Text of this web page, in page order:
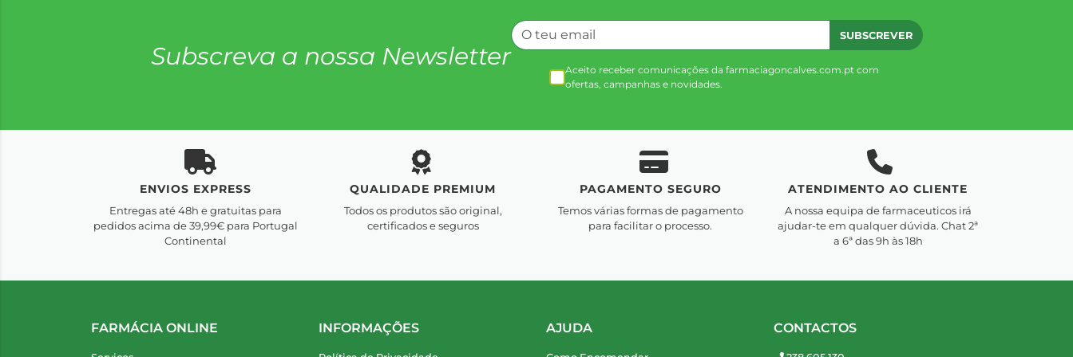
Subscreva a nossa Newsletter
SUBSCREVER
Aceito receber comunicações da farmaciagoncalves.com.pt com
ofertas, campanhas e novidades.
ENVIOS EXPRESS
Entregas até 48h e gratuitas para
pedidos acima de 39,99€ para Portugal
Continental
QUALIDADE PREMIUM
Todos os produtos são original,
certificados e seguros
PAGAMENTO SEGURO
Temos várias formas de pagamento
para facilitar o processo.
ATENDIMENTO AO CLIENTE
A nossa equipa de farmaceuticos irá
ajudar-te em qualquer dúvida. Chat 2ª
a 6ª das 9h às 18h
FARMÁCIA ONLINE INFORMAÇÕES AJUDA CONTACTOS